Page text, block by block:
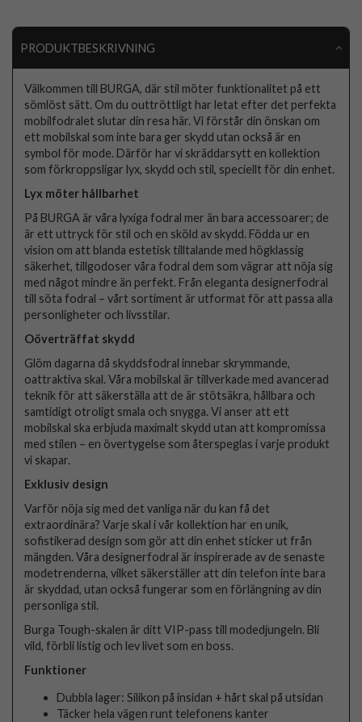
PRODUKTBESKRIVNING
Välkommen till BURGA, där stil möter funktionalitet på ett
sömlöst sätt. Om du outtröttligt har letat efter det perfekta
mobilfodralet slutar din resa här. Vi förstår din önskan om
ett mobilskal som inte bara ger skydd utan också är en
symbol för mode. Därför har vi skräddarsytt en kollektion
som förkroppsligar lyx, skydd och stil, speciellt för din enhet.
Lyx möter hållbarhet
På BURGA är våra lyxiga fodral mer än bara accessoarer; de
är ett uttryck för stil och en sköld av skydd. Födda ur en
vision om att blanda estetisk tilltalande med högklassig
säkerhet, tillgodoser våra fodral dem som vägrar att nöja sig
med något mindre än perfekt. Från eleganta designerfodral
till söta fodral – vårt sortiment är utformat för att passa alla
personligheter och livsstilar.
Oöverträffat skydd
Glöm dagarna då skyddsfodral innebar skrymmande,
oattraktiva skal. Våra mobilskal är tillverkade med avancerad
teknik för att säkerställa att de är stötsäkra, hållbara och
samtidigt otroligt smala och snygga. Vi anser att ett
mobilskal ska erbjuda maximalt skydd utan att kompromissa
med stilen – en övertygelse som återspeglas i varje produkt
vi skapar.
Exklusiv design
Varför nöja sig med det vanliga när du kan få det
extraordinära? Varje skal i vår kollektion har en unik,
sofistikerad design som gör att din enhet sticker ut från
mängden. Våra designerfodral är inspirerade av de senaste
modetrenderna, vilket säkerställer att din telefon inte bara
är skyddad, utan också fungerar som en förlängning av din
personliga stil.
Burga Tough-skalen är ditt VIP-pass till modedjungeln. Bli
vild, förbli listig och lev livet som en boss.
Funktioner
Dubbla lager: Silikon på insidan + hårt skal på utsidan
Täcker hela vägen runt telefonens kanter